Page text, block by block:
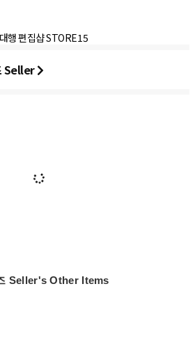
행 편집샵 STORE15
Seller
Seller's Other Items